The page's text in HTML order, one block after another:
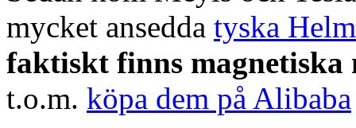
mycket ansedda tyska
faktiskt finns magnetiska
t.o.m. köpa dem på Alibaba